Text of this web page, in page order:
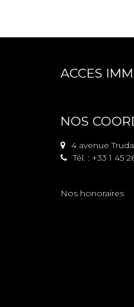
ACCES
NOS
4 avenue
Tél. : +33 1 45
Nos honoraires